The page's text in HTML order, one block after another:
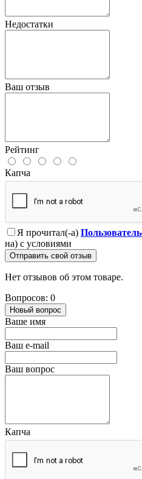
Недостатки
Ваш отзыв
Рейтинг
Капча
Я прочитал(-а)
на) с условиями
Отправить свой отзыв
Нет отзывов об этом товаре.
Вопросов: 0
Новый вопрос
Ваше имя
Ваш e-mail
Ваш вопрос
Капча